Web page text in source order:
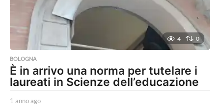
4 0
BOLOGNA
È in arrivo una norma per tutelare i
laureati in Scienze dell’educazione
1 anno ago